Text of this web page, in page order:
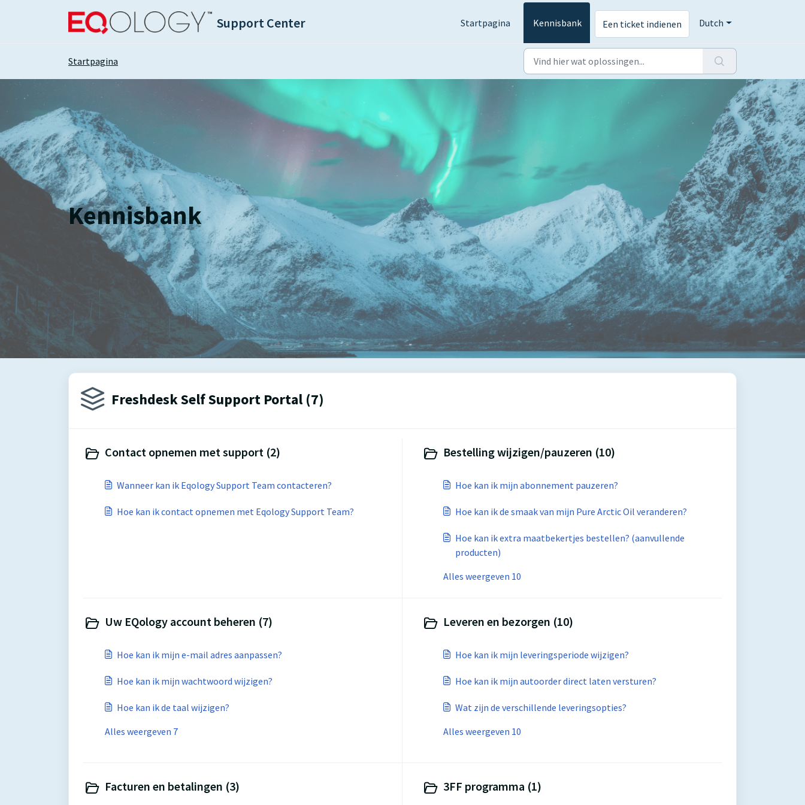
Support Center Startpagina Kennisbank Een ticket indienen Dutch
Startpagina
Kennisbank
Freshdesk Self Support Portal (7)
Contact opnemen met support (2)
Wanneer kan ik Eqology Support Team contacteren?
Hoe kan ik contact opnemen met Eqology Support Team?
Bestelling wijzigen/pauzeren (10)
Hoe kan ik mijn abonnement pauzeren?
Hoe kan ik de smaak van mijn Pure Arctic Oil veranderen?
Hoe kan ik extra maatbekertjes bestellen? (aanvullende
producten)
Alles weergeven 10
Uw EQology account beheren (7)
Hoe kan ik mijn e-mail adres aanpassen?
Hoe kan ik mijn wachtwoord wijzigen?
Hoe kan ik de taal wijzigen?
Alles weergeven 7
Leveren en bezorgen (10)
Hoe kan ik mijn leveringsperiode wijzigen?
Hoe kan ik mijn autoorder direct laten versturen?
Wat zijn de verschillende leveringsopties?
Alles weergeven 10
Facturen en betalingen (3) 3FF programma (1)